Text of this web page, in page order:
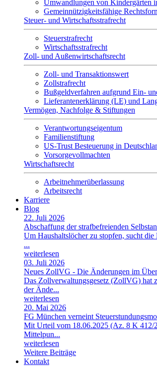
Umwandlungen von Kindergärten
Gemeinnützigkeitsfähige
Steuer- und Wirtschaftsstrafrecht
Steuerstrafrecht
Wirtschaftsstrafrecht
Zoll- und Außenwirtschaftsrecht
Zoll- und Transaktionswert
Zollstrafrecht
Bußgeldverfahren aufgrund Ein-
Lieferantenerklärung (LE) und
Vermögen, Nachfolge & Stiftungen
Verantwortungseigentum
Familienstiftung
US-Trust Besteuerung in
Vorsorgevollmachten
Wirtschaftsrecht
Arbeitnehmerüberlassung
Arbeitsrecht
Karriere
Blog
22. Juli 2026
Abschaffung der strafbefreienden
Um Haushaltslöcher zu stopfen, sucht
...
weiterlesen
03. Juli 2026
Neues ZollVG - Die Änderungen im
Das Zollverwaltungsgesetz (ZollVG) hat
der Ände...
weiterlesen
20. Mai 2026
FG München verneint
Mit Urteil vom 18.06.2025 (Az. 8 K 412/
Mittelpun...
weiterlesen
Weitere Beiträge
Kontakt